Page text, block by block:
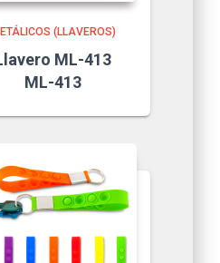
(LLAVEROS)
ML-413
ML-413